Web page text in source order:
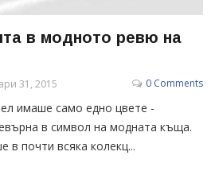
в модното ревю на
31, 2015 0 Comments
имаше само едно цвете -
в символ на модната къща.
в почти всяка колекц...